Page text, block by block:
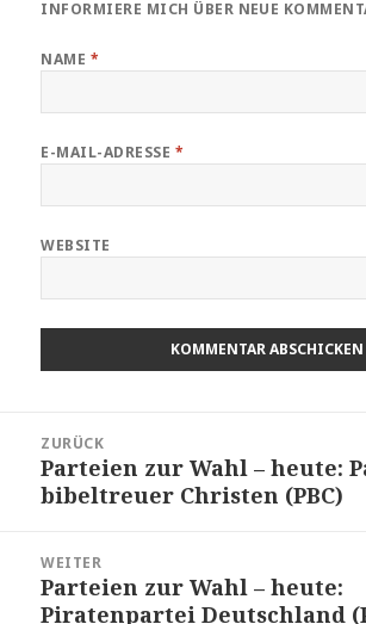
INFORMIERE MICH ÜBER NEUE
NAME *
E-MAIL-ADRESSE *
WEBSITE
ZURÜCK
Vorheriger
Beitrag:
Parteien zur Wahl – heute:
bibeltreuer Christen (PBC)
WEITER
Nächster
Beitrag:
Parteien zur Wahl – heute:
Piratenpartei Deutschland